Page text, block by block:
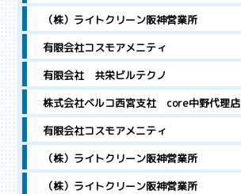
（株）ライトクリーン阪神営業所
有限会社コスモアメニティ
有限会社 共栄ビルテクノ
株式会社ベルコ西宮支社 core中野代理店
有限会社コスモアメニティ
（株）ライトクリーン阪神営業所
（株）ライトクリーン阪神営業所